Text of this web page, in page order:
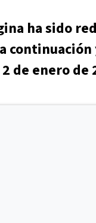
ha sido
de enero de